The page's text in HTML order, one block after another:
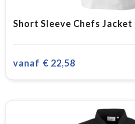
Short Sleeve Chefs Jacket
vanaf € 22,58